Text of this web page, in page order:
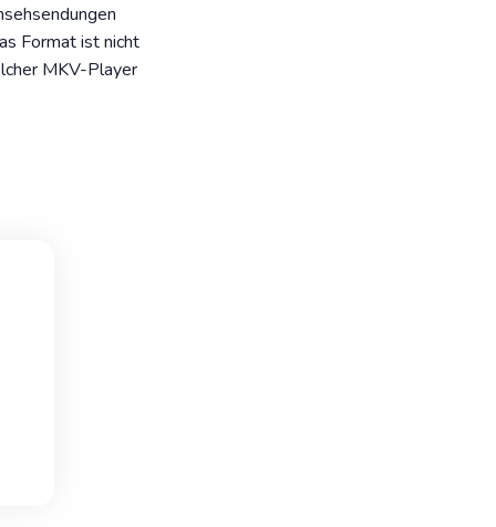
Format ist nicht
MKV-Player